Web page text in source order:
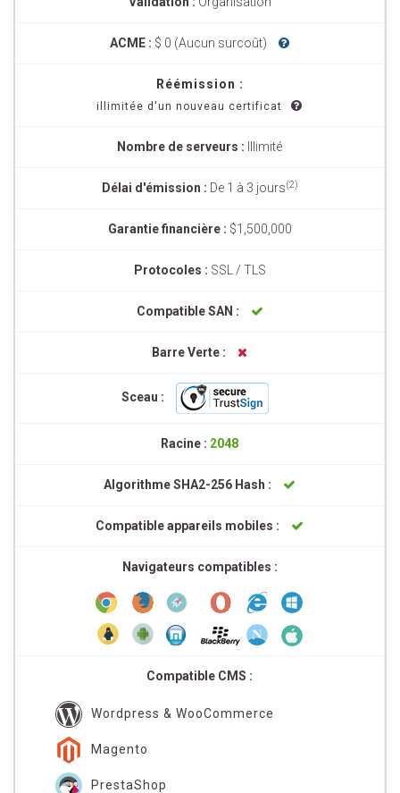
ACME : $ 0 (Aucun surcoût)
Réémission :
illimitée d'un nouveau certificat
Nombre de serveurs : Illimité
Délai d'émission : De 1 à 3 jours(2)
Garantie financière : $1,500,000
Protocoles : SSL / TLS
Compatible SAN :
Barre Verte :
Sceau :
Racine : 2048
Algorithme SHA2-256 Hash :
Compatible appareils mobiles :
Navigateurs compatibles :
Compatible CMS :
Wordpress & WooCommerce
Magento
PrestaShop